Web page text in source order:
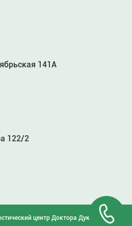
141А
122/2
центр Доктора Дукина". Все